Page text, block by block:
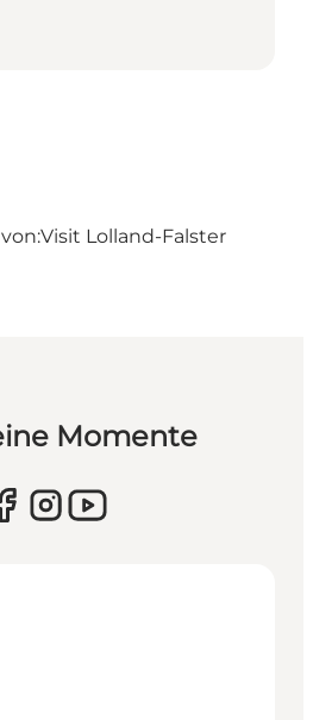
Visit Lolland-Falster
Momente